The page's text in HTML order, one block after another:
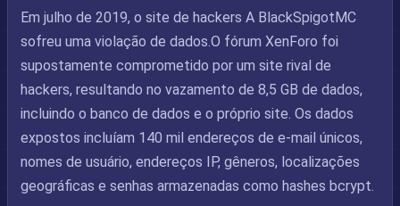
Em julho de 2019, o site de hackers A BlackSpigotMC
sofreu uma violação de dados.O fórum XenForo foi
supostamente comprometido por um site rival de
hackers, resultando no vazamento de 8,5 GB de dados,
incluindo o banco de dados e o próprio site. Os dados
expostos incluíam 140 mil endereços de e-mail únicos,
nomes de usuário, endereços IP, gêneros, localizações
geográficas e senhas armazenadas como hashes bcrypt.